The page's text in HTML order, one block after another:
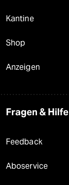
Kantine
Shop
Anzeigen
Fragen & Hilfe
Feedback
Aboservice